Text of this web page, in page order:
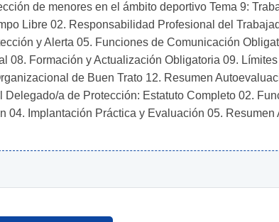
de menores en el ámbito deportivo Tema 9:
Libre 02. Responsabilidad Profesional del
y Alerta 05. Funciones de Comunicación
08. Formación y Actualización Obligatoria 09.
de Buen Trato 12. Resumen
a de Protección: Estatuto Completo 02.
Implantación Práctica y Evaluación 05. Resumen